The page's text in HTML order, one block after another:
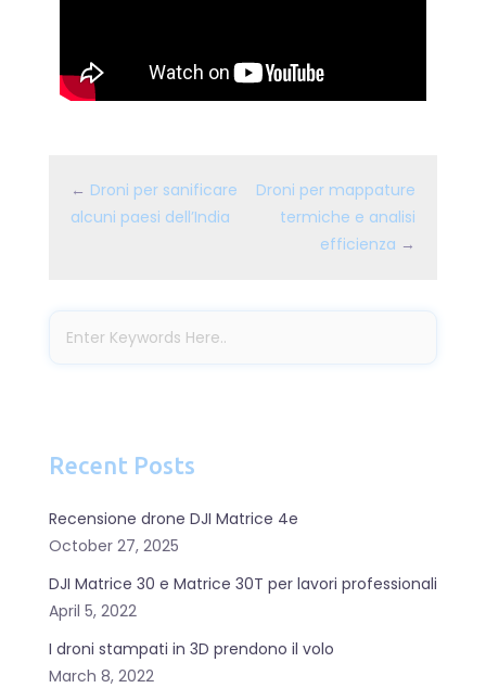
← Droni per sanificare
alcuni paesi dell’India
Droni per mappature
termiche e analisi
efficienza →
Recent Posts
Recensione drone DJI Matrice 4e
October 27, 2025
DJI Matrice 30 e Matrice 30T per lavori professionali
April 5, 2022
I droni stampati in 3D prendono il volo
March 8, 2022